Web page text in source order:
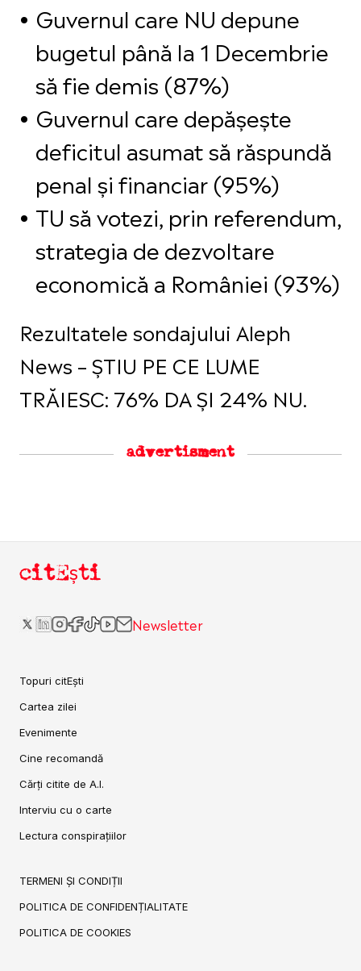
Guvernul care NU depune
bugetul până la 1 Decembrie
să fie demis (87%)
Guvernul care depășește
deficitul asumat să răspundă
penal și financiar (95%)
TU să votezi, prin referendum,
strategia de dezvoltare
economică a României (93%)
Rezultatele sondajului Aleph
News – ȘTIU PE CE LUME
TRĂIESC: 76% DA ȘI 24% NU.
advertisment
citEști
Newsletter
Topuri citEști
Cartea zilei
Evenimente
Cine recomandă
Cărți citite de A.I.
Interviu cu o carte
Lectura conspirațiilor
TERMENI ȘI CONDIȚII
POLITICA DE CONFIDENȚIALITATE
POLITICA DE COOKIES